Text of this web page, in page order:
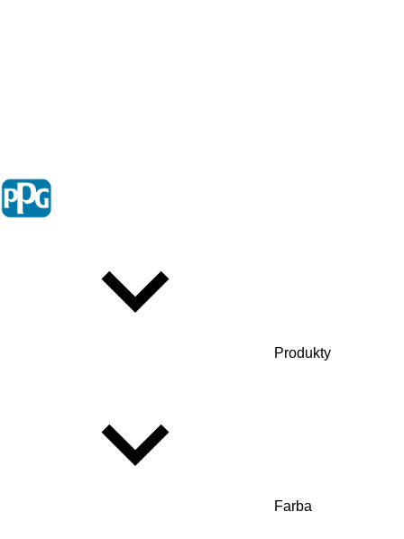
Produkty
Farba